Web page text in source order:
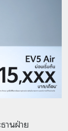
านฝ่าย